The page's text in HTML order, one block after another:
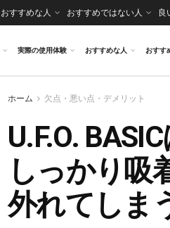
おすすめな人 おすすめではない人 良
実際の使用体験 おすすめな人 おすす
ホーム 欠点・悪い点・デメリット
U.F.O.
しっかり吸
外れてしま